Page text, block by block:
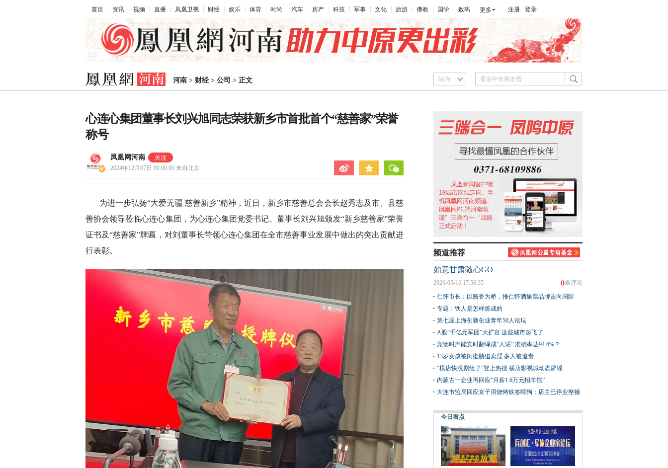
首页 资讯 视频 直播 凤凰卫视 财经 娱乐 体育 时尚 汽车 房产 科技 军事 文化 旅游 佛教 国学 数码 更多 注册 登录
河南 > 财经> 公司 > 正文 站内
心连心集团董事长刘兴旭同志荣获新乡市首批首个“慈善家”荣誉
称号
凤凰网河南
2024年12月07日 09:00:06 来自北京
为进一步弘扬“大爱无疆 慈善新乡”精神，近日，新乡市慈善总会会长赵秀志及市、县慈
善协会领导莅临心连心集团，为心连心集团党委书记、董事长刘兴旭颁发“新乡慈善家”荣誉
证书及“慈善家”牌匾，对刘董事长带领心连心集团在全市慈善事业发展中做出的突出贡献进
行表彰。
频道推荐
如意甘肃随心GO
0条评论
2026-05-16 17:58:35
仁怀市长：以酱香为桥，推仁怀酒旅票品牌走向国际
专题：铁人是怎样炼成的
第七届上海创新创业青年50人论坛
A股“千亿元军团”大扩容 这些城市起飞了
宠物叫声能实时翻译成“人话” 准确率达94.6%？
13岁女孩被闺蜜胁迫卖淫 多人被追责
“横店快没剧组了”登上热搜 横店影视城动态辟谣
内蒙古一企业再回应“月薪1.6万元招羊倌”
大连市监局回应女子用烧烤铁签喂狗：店主已停业整顿
今日看点